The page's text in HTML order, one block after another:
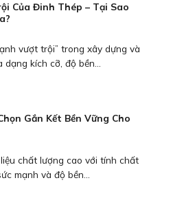
Của Đinh Thép – Tại Sao
vượt trội” trong xây dựng và
kích cỡ, độ bền...
Gắn Kết Bền Vững Cho
chất lượng cao với tính chất
mạnh và độ bền...